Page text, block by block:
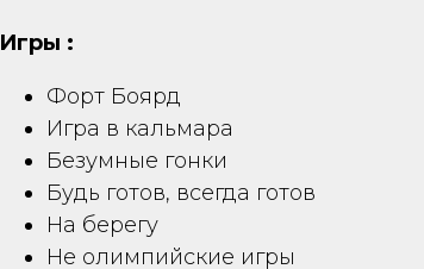
Игры :
Форт Боярд
Игра в кальмара
Безумные гонки
Будь готов, всегда готов
На берегу
Не олимпийские игры